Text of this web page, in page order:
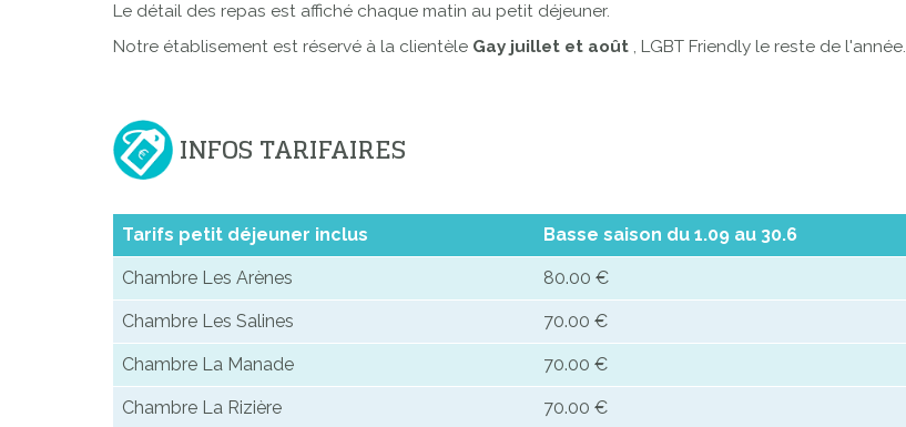
Le détail des repas est affiché chaque matin au petit déjeuner.
Notre établisement est réservé à la clientèle Gay juillet et août , LGBT Friendly le reste de l'année.
INFOS TARIFAIRES
Tarifs petit déjeuner inclus Basse saison du 1.09 au 30.6
Chambre Les Arènes 80.00 €
Chambre Les Salines 70.00 €
Chambre La Manade 70.00 €
Chambre La Rizière 70.00 €